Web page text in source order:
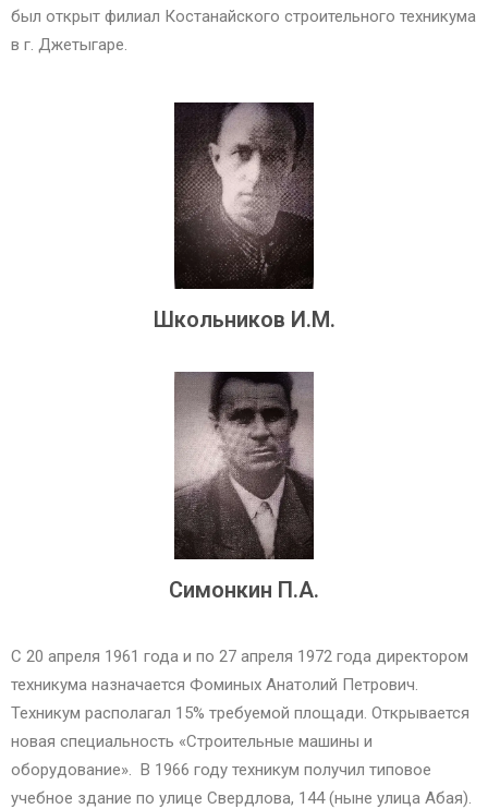
был открыт филиал Костанайского строительного техникума
в г. Джетыгаре.
Школьников И.М.
Симонкин П.А.
С 20 апреля 1961 года и по 27 апреля 1972 года директором
техникума назначается Фоминых Анатолий Петрович.
Техникум располагал 15% требуемой площади. Открывается
новая специальность «Строительные машины и
оборудование». В 1966 году техникум получил типовое
учебное здание по улице Свердлова, 144 (ныне улица Абая).